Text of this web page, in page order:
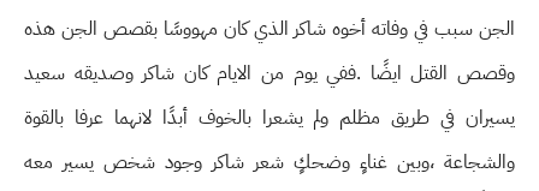
الجن سبب في وفاته أخوه شاكر الذي كان مهووسًا بقصص الجن هذه
وقصص القتل ايضًا .ففي يوم من الايام كان شاكر وصديقه سعيد
يسيران في طريق مظلم ولم يشعرا بالخوف أبدًا لانهما عرفا بالقوة
والشجاعة ،وبين غناءٍ وضحكٍ شعر شاكر وجود شخص يسير معه